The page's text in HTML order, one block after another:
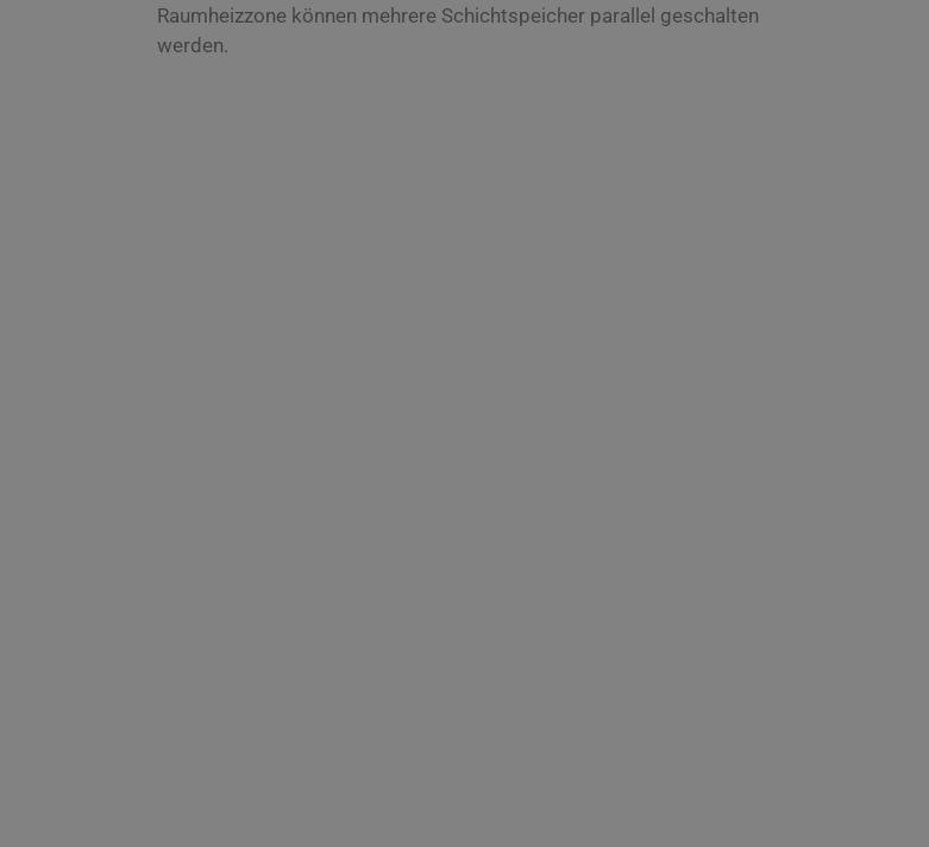
Raumheizzone können mehrere Schichtspeicher parallel geschalten
werden.